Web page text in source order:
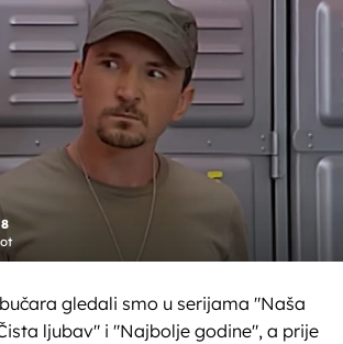
gledali smo u serijama "Naša
ljubav" i "Najbolje godine", a prije
OMOGUĆI OBAVIJESTI